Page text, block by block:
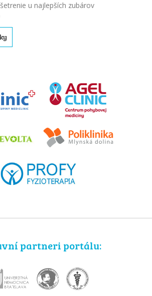
u najlepších zubárov
partneri portálu: